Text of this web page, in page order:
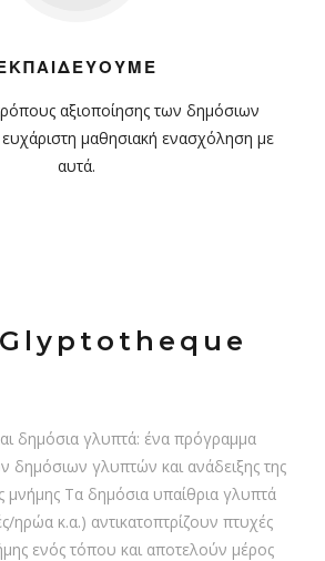
αξιοποίησης των δημόσιων
μαθησιακή ενασχόληση με
αυτά.
δημόσια γλυπτά: ένα πρόγραμμα
δημόσιων γλυπτών και ανάδειξης της
μνήμης Τα δημόσια υπαίθρια γλυπτά
ηρώα κ.α.) αντικατοπτρίζουν πτυχές
ενός τόπου και αποτελούν μέρος